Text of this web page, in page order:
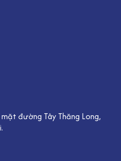
đường Tây Thăng Long,